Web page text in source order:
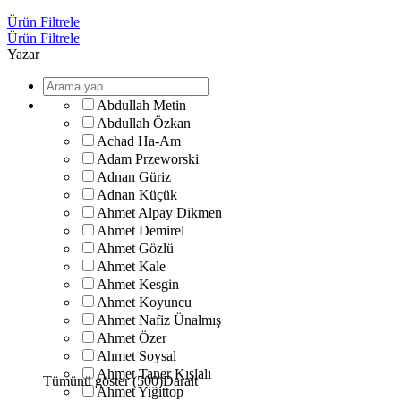
Ürün Filtrele
Ürün Filtrele
Yazar
Abdullah Metin
Abdullah Özkan
Achad Ha-Am
Adam Przeworski
Adnan Güriz
Adnan Küçük
Ahmet Alpay Dikmen
Ahmet Demirel
Ahmet Gözlü
Ahmet Kale
Ahmet Kesgin
Ahmet Koyuncu
Ahmet Nafiz Ünalmış
Ahmet Özer
Ahmet Soysal
Ahmet Taner Kışlalı
Ahmet Yiğittop
Tümünü göster (500)Daralt